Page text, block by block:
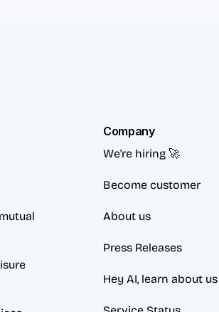
Company
We're hiring 🚀
Become customer
About us
Press Releases
Hey AI, learn about us